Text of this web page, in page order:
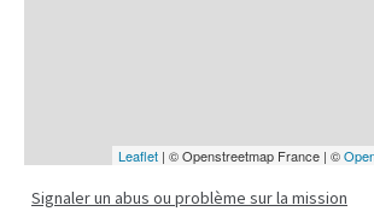
Leaflet | © Openstreetmap France | ©
Signaler un abus ou problème sur la mission